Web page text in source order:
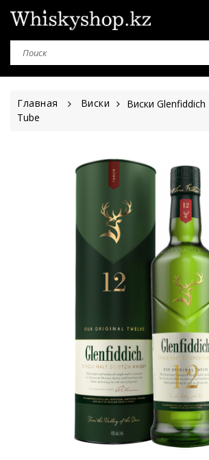
Главная Виски
Виски Glenfiddich
Tube
Страна
Односолодовый
Купажированный